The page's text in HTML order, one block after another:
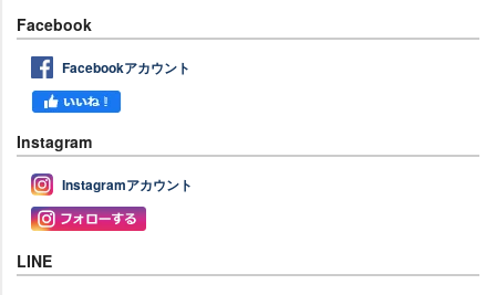
Facebook
Facebookアカウント
Instagram
Instagramアカウント
LINE